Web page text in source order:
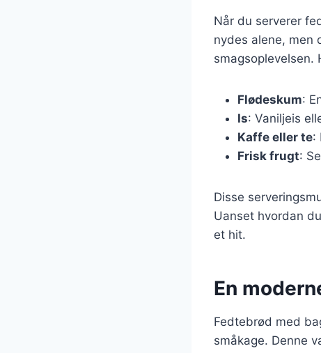
Når du serverer
nydes alene, men
smagsoplevelsen.
Flødeskum:
Is: Vaniljeis
Kaffe eller te:
Frisk frugt:
Disse
Uanset hvordan
et hit.
En
Fedtebrød med
småkage. Denne